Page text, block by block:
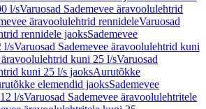
l/sVaruosad Sademevee äravoolulehtrid
äravoolulehtrid rennideleVaruosad
rennidele jaoksSademevee
l/sVaruosad Sademevee äravoolulehtrid kuni
äravoolulehtrid kuni 25 l/sVaruosad
kuni 25 l/s jaoksAurutõkke
elemendid jaoksSademevee
l/sVaruosad Sademevee äravoolulehtritele